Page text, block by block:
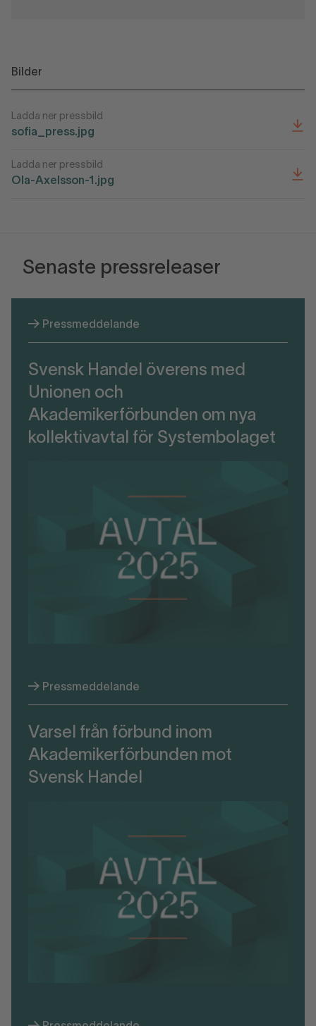
Bilder
Ladda ner pressbild
sofia_press.jpg
Ladda ner pressbild
Ola-Axelsson-1.jpg
Senaste pressreleaser
Pressmeddelande
Svensk Handel överens med
Unionen och
Akademikerförbunden om nya
kollektivavtal för Systembolaget
Pressmeddelande
Varsel från förbund inom
Akademikerförbunden mot
Svensk Handel